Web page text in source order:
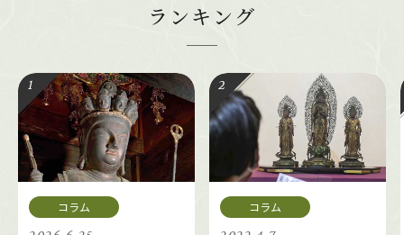
ランキング